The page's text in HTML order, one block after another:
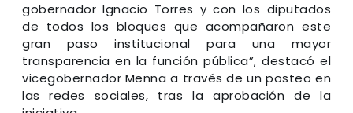
gobernador Ignacio Torres y con los diputados
de todos los bloques que acompañaron este
gran paso institucional para una mayor
transparencia en la función pública”, destacó el
vicegobernador Menna a través de un posteo en
las redes sociales, tras la aprobación de la